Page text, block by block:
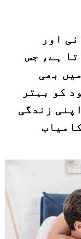
اور
ہے، جس
بھی
کو بہتر
زندگی